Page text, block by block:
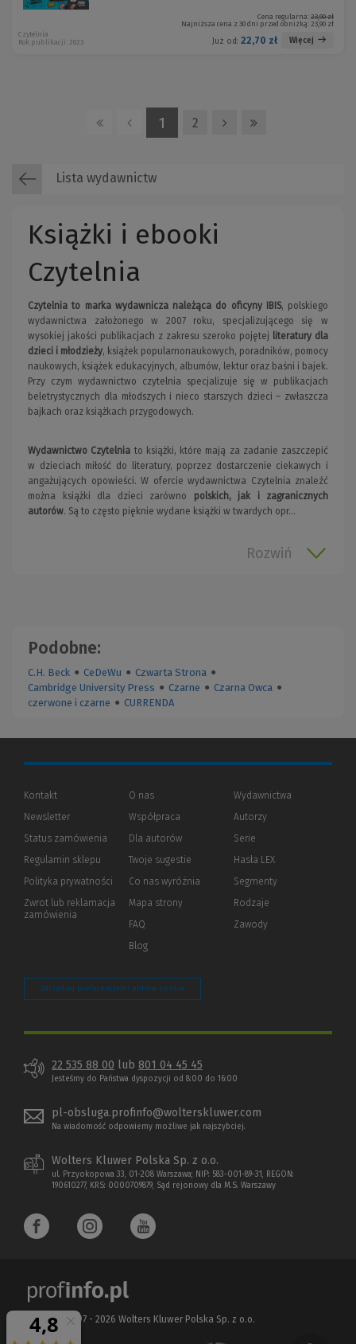
Cena regularna: 23,90 zł
Najniższa cena z 30 dni przed obniżką: 23,90 zł
Już od: 22,70 zł Więcej
Czytelnia
Rok publikacji: 2023
1 2
Lista wydawnictw
Książki i ebooki
Czytelnia
Czytelnia to marka wydawnicza należąca do oficyny IBIS, polskiego
wydawnictwa założonego w 2007 roku, specjalizującego się w
wysokiej jakości publikacjach z zakresu szeroko pojętej literatury dla
dzieci i młodzieży, książek popularnonaukowych, poradników, pomocy
naukowych, książek edukacyjnych, albumów, lektur oraz baśni i bajek.
Przy czym wydawnictwo czytelnia specjalizuje się w publikacjach
beletrystycznych dla młodszych i nieco starszych dzieci – zwłaszcza
bajkach oraz książkach przygodowych.
Wydawnictwo Czytelnia to książki, które mają za zadanie zaszczepić
w dzieciach miłość do literatury, poprzez dostarczenie ciekawych i
angażujących opowieści. W ofercie wydawnictwa Czytelnia znaleźć
można książki dla dzieci zarówno
polskich, jak i zagranicznych
autorów. Są to często pięknie wydane książki w twardych opr...
Rozwiń
Podobne:
C.H. Beck ● CeDeWu ● Czwarta Strona ●
Cambridge University Press ● Czarne ● Czarna Owca ●
czerwone i czarne ● CURRENDA
Kontakt
Newsletter
Status zamówienia
Regulamin sklepu
Polityka prywatności (Nowe
(Link
innej
Zwrot lub reklamacja
zamówienia
O nas
Współpraca
Dla autorów(Nowe
(Link
innej
Twoje sugestie
Co nas wyróżnia
Mapa strony
FAQ
Blog
Wydawnictwa
Autorzy
Serie
Hasła LEX
Segmenty
Rodzaje
Zawody
Zarządzaj preferencjami plików cookie
22 535 88 00 lub 801 04 45 45
Jesteśmy do Państwa dyspozycji od 8:00 do 16:00
pl-obsluga.profinfo@wolterskluwer.com
Na wiadomość odpowiemy możliwe jak najszybciej.
Wolters Kluwer Polska Sp. z o.o.
ul. Przyokopowa 33, 01-208 Warszawa; NIP: 583-001-89-31, REGON:
190610277, KRS: 0000709879, Sąd rejonowy dla M.S. Warszawy
Copyright 1997 - 2026 Wolters Kluwer Polska Sp. z o.o.